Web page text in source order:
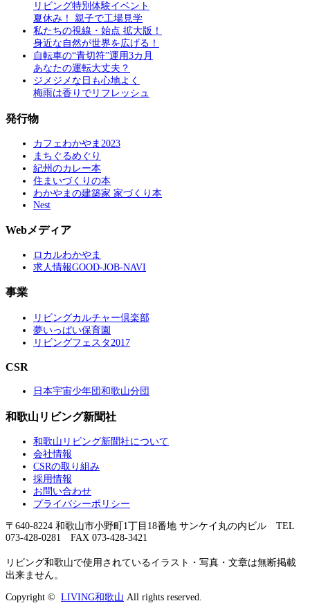
リビング特別体験イベント
夏休み！ 親子で工場見学
私たちの視線・始点 拡大版！
身近な自然が世界を広げる！
自転車の“青切符”運用3カ月
あなたの運転大丈夫？
ジメジメな日も心地よく
梅雨は香りでリフレッシュ
発行物
カフェわかやま2023
まちぐるめぐり
紀州のカレー本
住まいづくりの本
わかやまの建築家 家づくり本
Nest
Webメディア
ロカルわかやま
求人情報GOOD-JOB-NAVI
事業
リビングカルチャー倶楽部
夢いっぱい保育園
リビングフェスタ2017
CSR
日本宇宙少年団和歌山分団
和歌山リビング新聞社
和歌山リビング新聞社について
会社情報
CSRの取り組み
採用情報
お問い合わせ
プライバシーポリシー
〒640-8224 和歌山市小野町1丁目18番地 サンケイ丸の内ビル TEL
073-428-0281 FAX 073-428-3421
リビング和歌山で使用されているイラスト・写真・文章は無断掲載
出来ません。
Copyright © LIVING和歌山 All rights reserved.